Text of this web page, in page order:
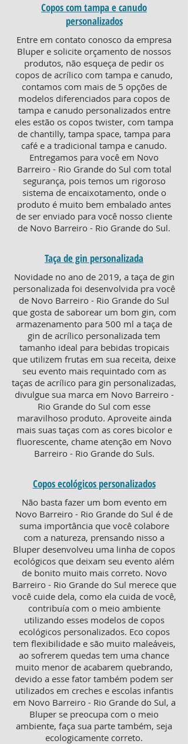
Copos com tampa e canudo
personalizados
Entre em contato conosco da empresa
Bluper e solicite orçamento de nossos
produtos, não esqueça de pedir os
copos de acrílico com tampa e canudo,
contamos com mais de 5 opções de
modelos diferenciados para copos de
tampa e canudo personalizados entre
eles estão os copos twister, com tampa
de chantilly, tampa space, tampa para
café e a tradicional tampa e canudo.
Entregamos para você em Novo
Barreiro - Rio Grande do Sul com total
segurança, pois temos um rigoroso
sistema de encaixotamento, onde o
produto é muito bem embalado antes
de ser enviado para você nosso cliente
de Novo Barreiro - Rio Grande do Sul.
Taça de gin personalizada
Novidade no ano de 2019, a taça de gin
personalizada foi desenvolvida pra você
de Novo Barreiro - Rio Grande do Sul
que gosta de saborear um bom gin, com
armazenamento para 500 ml a taça de
gin de acrílico personalizada tem
tamanho ideal para bebidas tropicais
que utilizem frutas em sua receita, deixe
seu evento mais requintado com as
taças de acrílico para gin personalizadas,
divulgue sua marca em Novo Barreiro -
Rio Grande do Sul com esse
maravilhoso produto. Aproveite ainda
mais suas taças com as cores bicolor e
fluorescente, chame atenção em Novo
Barreiro - Rio Grande do Suls.
Copos ecológicos personalizados
Não basta fazer um bom evento em
Novo Barreiro - Rio Grande do Sul é de
suma importância que você colabore
com a natureza, prensando nisso a
Bluper desenvolveu uma linha de copos
ecológicos que deixam seu evento além
de bonito muito mais correto. Novo
Barreiro - Rio Grande do Sul merece que
você cuide dela, como ela cuida de você,
contribuía com o meio ambiente
utilizando esses modelos de copos
ecológicos personalizados. Eco copos
tem flexibilidade e são muito maleáveis,
ao sofrerem quedas tem uma chance
muito menor de acabarem quebrando,
devido a esse fator também podem ser
utilizados em creches e escolas infantis
em Novo Barreiro - Rio Grande do Sul, a
Bluper se preocupa com o meio
ambiente, faça sua parte também, seja
ecologicamente correto.